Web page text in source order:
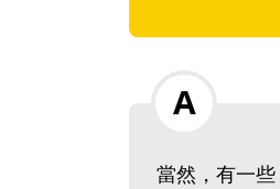
當然，有一